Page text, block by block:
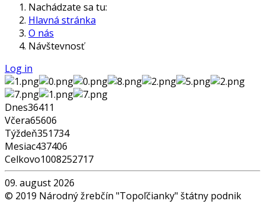
Nachádzate sa tu:
Hlavná stránka
O nás
Návštevnosť
Log in
Dnes36411
Včera65606
Týždeň351734
Mesiac437406
Celkovo1008252717
09. august 2026
© 2019 Národný žrebčín "Topoľčianky" štátny podnik